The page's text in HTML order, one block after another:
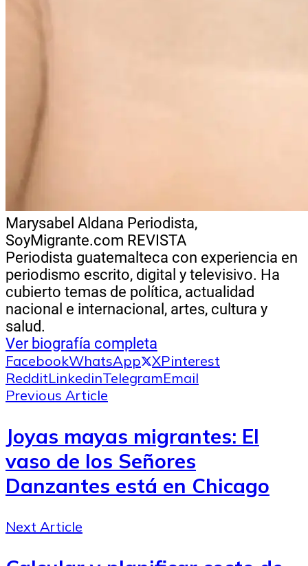
Marysabel Aldana Periodista,
SoyMigrante.com REVISTA
Periodista guatemalteca con experiencia en
periodismo escrito, digital y televisivo. Ha
cubierto temas de política, actualidad
nacional e internacional, artes, cultura y
salud.
Ver biografía completa
FacebookWhatsApp XPinterest
RedditLinkedinTelegramEmail
Previous Article
Joyas mayas migrantes: El
vaso de los Señores
Danzantes está en Chicago
Next Article